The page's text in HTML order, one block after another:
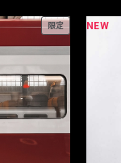
限定 NEW